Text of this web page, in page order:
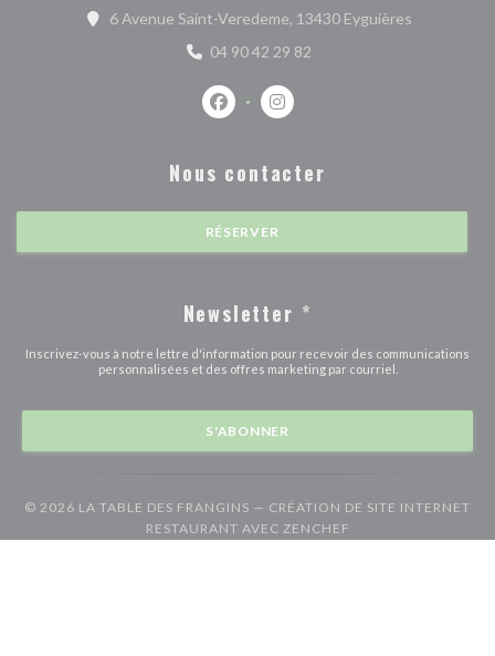
6 Avenue Saint-Veredeme, 13430 Eyguières((ouvre une
04 90 42 29 82
Facebook ((ouvre une nouvelle
Instagram ((ouvre une
Nous contacter
RÉSERVER
Newsletter *
Inscrivez-vous à notre lettre d'information pour recevoir des communications
personnalisées et des offres marketing par courriel.
S'ABONNER
© 2026 LA TABLE DES FRANGINS — CRÉATION DE SITE INTERNET
RESTAURANT AVEC ZENCHEF